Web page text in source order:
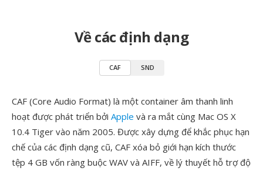
Về các định dạng
CAF SND
CAF (Core Audio Format) là một container âm thanh linh
hoạt được phát triển bởi Apple và ra mắt cùng Mac OS X
10.4 Tiger vào năm 2005. Được xây dựng để khắc phục hạn
chế của các định dạng cũ, CAF xóa bỏ giới hạn kích thước
tệp 4 GB vốn ràng buộc WAV và AIFF, về lý thuyết hỗ trợ độ